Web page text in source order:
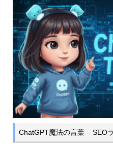
ChatGPT魔法の言葉 – SEO